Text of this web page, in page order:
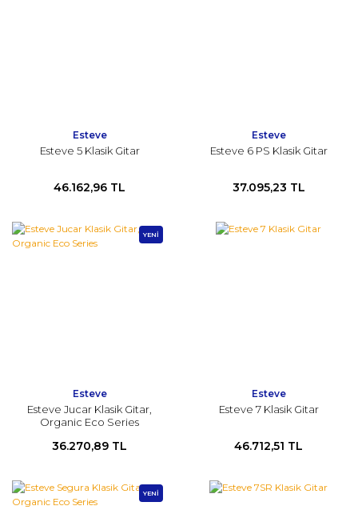
Esteve
Esteve 5 Klasik Gitar
46.162,96 TL
Esteve
Esteve 6 PS Klasik Gitar
37.095,23 TL
YENİ
Esteve
Esteve Jucar Klasik Gitar,
Organic Eco Series
36.270,89 TL
Esteve
Esteve 7 Klasik Gitar
46.712,51 TL
YENİ